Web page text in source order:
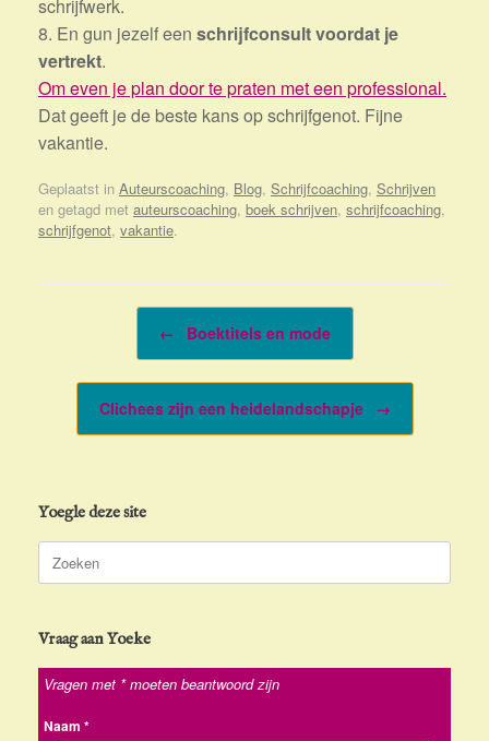
schrijfwerk.
8. En gun jezelf een schrijfconsult voordat je
vertrekt.
Om even je plan door te praten met een professional.
Dat geeft je de beste kans op schrijfgenot. Fijne
vakantie.
Geplaatst in Auteurscoaching, Blog, Schrijfcoaching, Schrijven
en getagd met auteurscoaching, boek schrijven, schrijfcoaching,
schrijfgenot, vakantie.
← Boektitels en mode
Clichees zijn een heidelandschapje →
Yoegle deze site
Zoeken
naar:
Vraag aan Yoeke
Vragen met * moeten beantwoord zijn
Naam *